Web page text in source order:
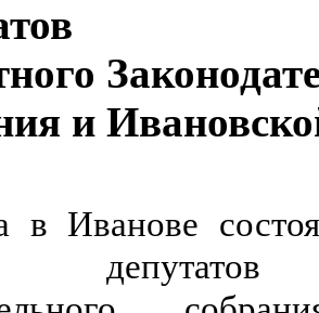
и
в Иванове
депутатов